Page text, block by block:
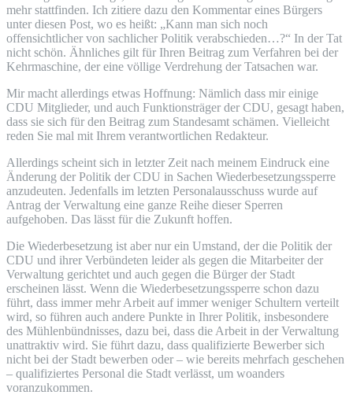
mehr stattfinden. Ich zitiere dazu den Kommentar eines Bürgers
unter diesen Post, wo es heißt: „Kann man sich noch
offensichtlicher von sachlicher Politik verabschieden…?“ In der Tat
nicht schön. Ähnliches gilt für Ihren Beitrag zum Verfahren bei der
Kehrmaschine, der eine völlige Verdrehung der Tatsachen war.
Mir macht allerdings etwas Hoffnung: Nämlich dass mir einige
CDU Mitglieder, und auch Funktionsträger der CDU, gesagt haben,
dass sie sich für den Beitrag zum Standesamt schämen. Vielleicht
reden Sie mal mit Ihrem verantwortlichen Redakteur.
Allerdings scheint sich in letzter Zeit nach meinem Eindruck eine
Änderung der Politik der CDU in Sachen Wiederbesetzungssperre
anzudeuten. Jedenfalls im letzten Personalausschuss wurde auf
Antrag der Verwaltung eine ganze Reihe dieser Sperren
aufgehoben. Das lässt für die Zukunft hoffen.
Die Wiederbesetzung ist aber nur ein Umstand, der die Politik der
CDU und ihrer Verbündeten leider als gegen die Mitarbeiter der
Verwaltung gerichtet und auch gegen die Bürger der Stadt
erscheinen lässt. Wenn die Wiederbesetzungssperre schon dazu
führt, dass immer mehr Arbeit auf immer weniger Schultern verteilt
wird, so führen auch andere Punkte in Ihrer Politik, insbesondere
des Mühlenbündnisses, dazu bei, dass die Arbeit in der Verwaltung
unattraktiv wird. Sie führt dazu, dass qualifizierte Bewerber sich
nicht bei der Stadt bewerben oder – wie bereits mehrfach geschehen
– qualifiziertes Personal die Stadt verlässt, um woanders
voranzukommen.